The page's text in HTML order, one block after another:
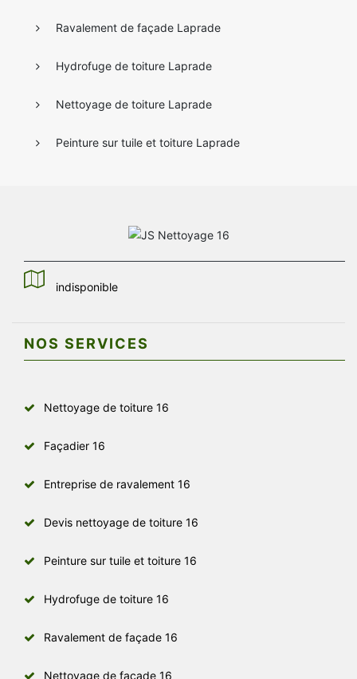
Ravalement de façade Laprade
Hydrofuge de toiture Laprade
Nettoyage de toiture Laprade
Peinture sur tuile et toiture Laprade
indisponible
NOS SERVICES
Nettoyage de toiture 16
Façadier 16
Entreprise de ravalement 16
Devis nettoyage de toiture 16
Peinture sur tuile et toiture 16
Hydrofuge de toiture 16
Ravalement de façade 16
Nettoyage de façade 16